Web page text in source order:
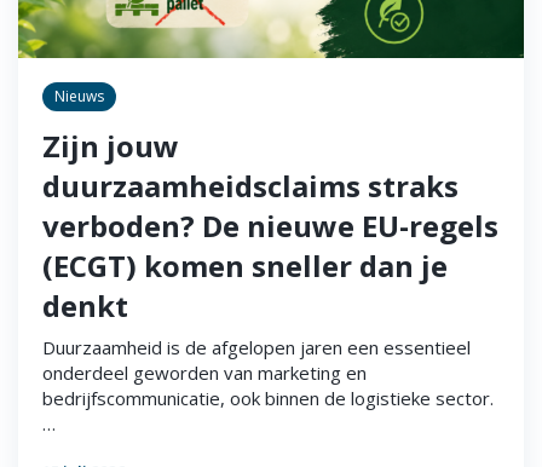
Nieuws
Zijn jouw
duurzaamheidsclaims straks
verboden? De nieuwe EU-regels
(ECGT) komen sneller dan je
denkt
Duurzaamheid is de afgelopen jaren een essentieel
onderdeel geworden van marketing en
bedrijfscommunicatie, ook binnen de logistieke sector.
…